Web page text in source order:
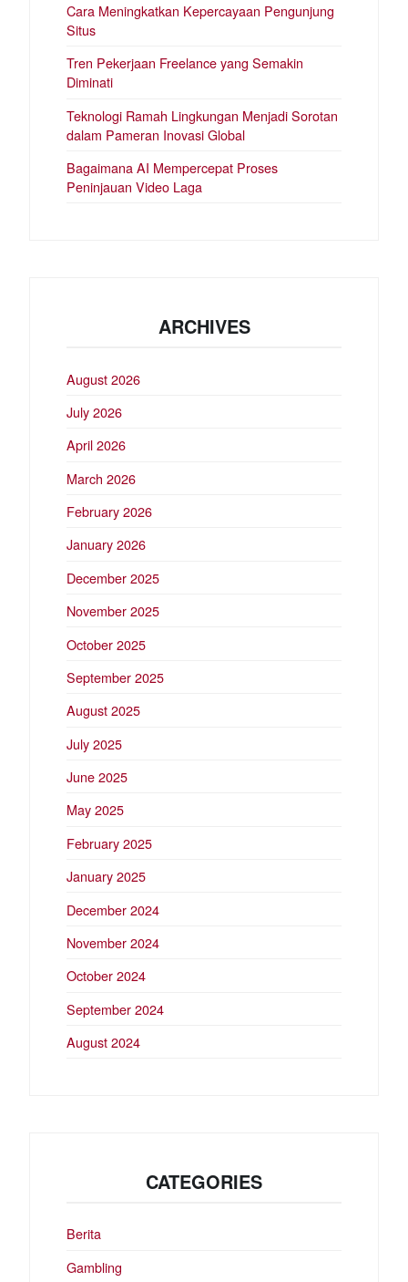
Cara Meningkatkan Kepercayaan Pengunjung
Situs
Tren Pekerjaan Freelance yang Semakin
Diminati
Teknologi Ramah Lingkungan Menjadi Sorotan
dalam Pameran Inovasi Global
Bagaimana AI Mempercepat Proses
Peninjauan Video Laga
ARCHIVES
August 2026
July 2026
April 2026
March 2026
February 2026
January 2026
December 2025
November 2025
October 2025
September 2025
August 2025
July 2025
June 2025
May 2025
February 2025
January 2025
December 2024
November 2024
October 2024
September 2024
August 2024
CATEGORIES
Berita
Gambling